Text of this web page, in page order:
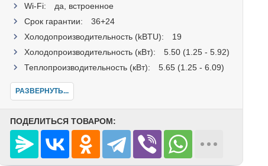
Wi-Fi:
да, встроенное
Срок гарантии:
36+24
Холодопроизводительность (kBTU):
19
Холодопроизводительность (кВт):
5.50 (1.25 - 5.92)
Теплопроизводительность (кВт):
5.65 (1.25 - 6.09)
РАЗВЕРНУТЬ...
ПОДЕЛИТЬСЯ ТОВАРОМ: